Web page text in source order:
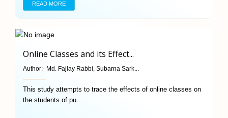
READ MORE
Online Classes and its Effect...
Author:- Md. Fajlay Rabbi, Subarna Sark...
This study attempts to trace the effects of online classes on
the students of pu...